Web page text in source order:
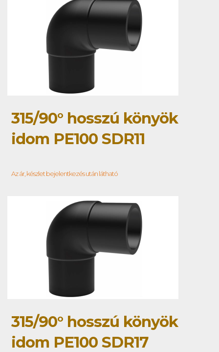
315/90° hosszú könyök
idom PE100 SDR11
Az ár, készlet bejelentkezés után látható
315/90° hosszú könyök
idom PE100 SDR17